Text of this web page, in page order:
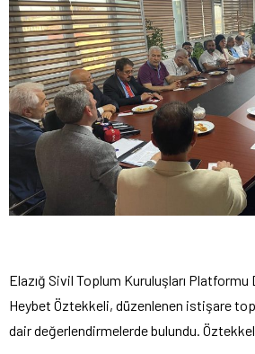
Elazığ Sivil Toplum Kuruluşları
Heybet Öztekkeli, düzenlenen istişare
dair değerlendirmelerde bulundu.